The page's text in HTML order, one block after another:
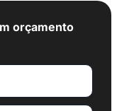
orçamento